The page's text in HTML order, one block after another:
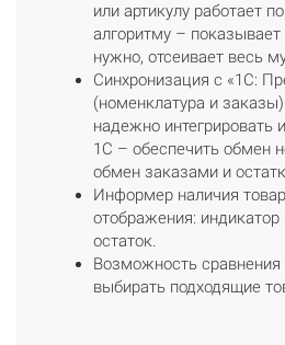
или артикулу работает
алгоритму – показывает
нужно, отсеивает весь
Синхронизация с «1С:
(номенклатура и
надежно интегрировать
1С – обеспечить обмен
обмен заказами и
Информер наличия
отображения: индикатор
остаток.
Возможность сравнения
выбирать подходящие